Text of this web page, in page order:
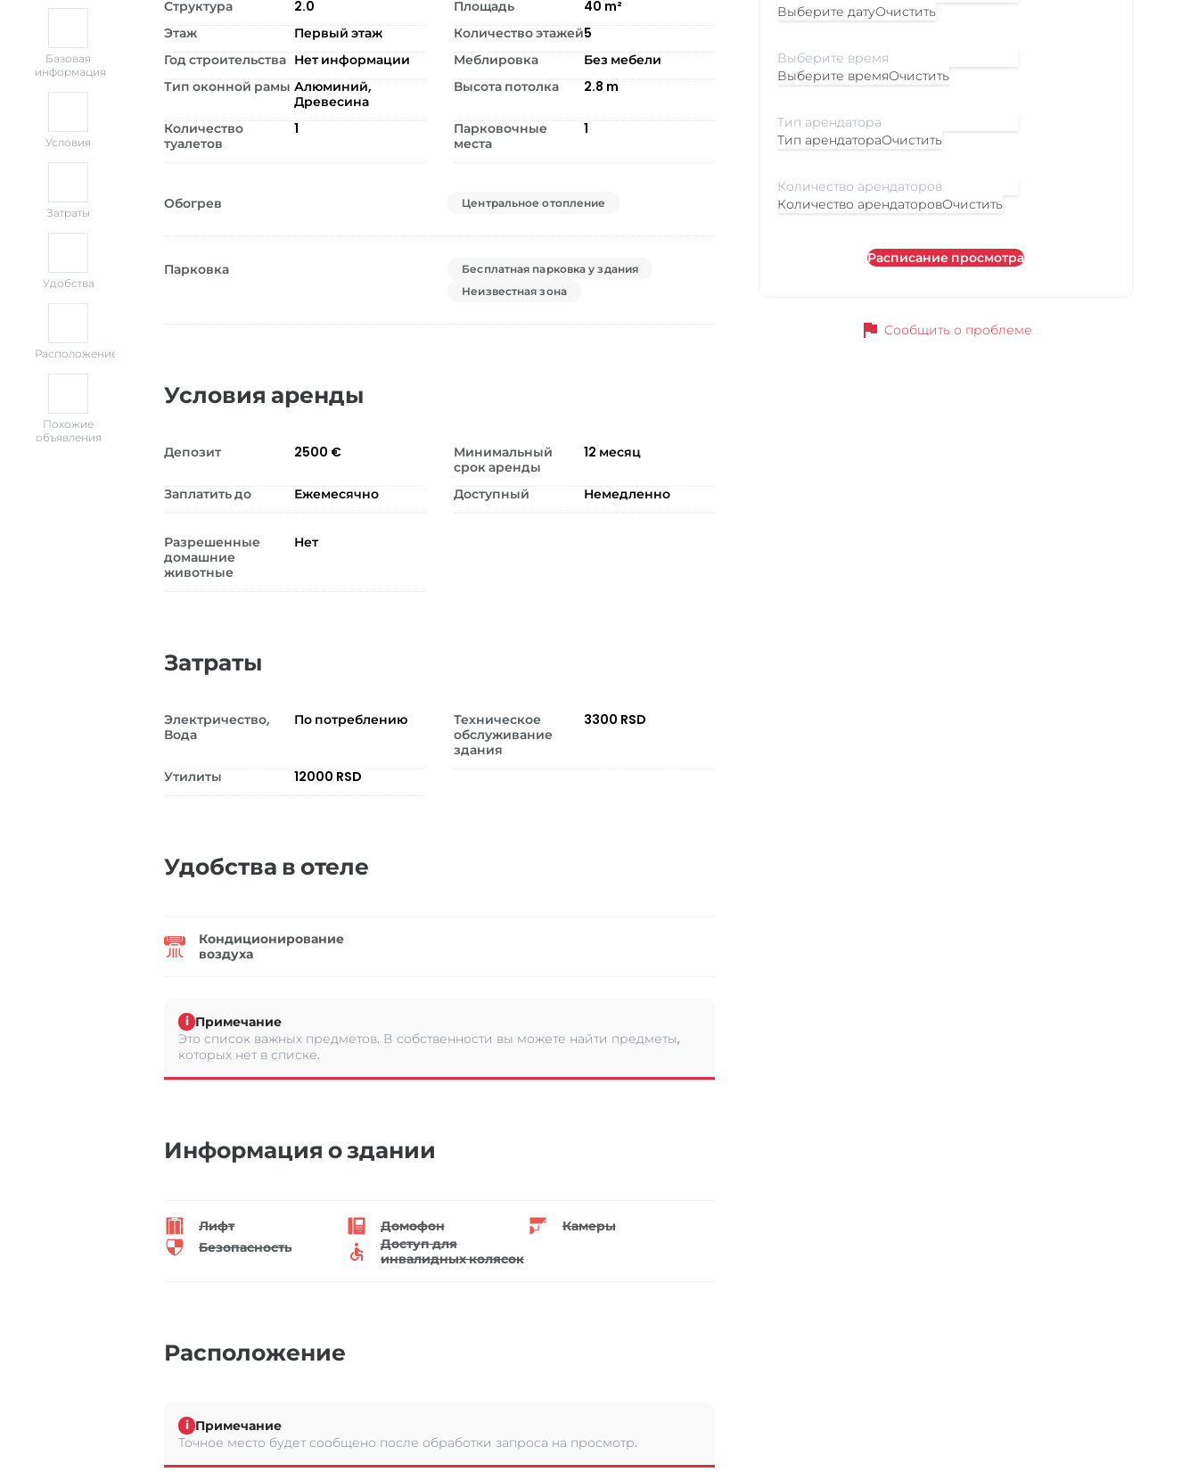
Базовая
информация
Условия
Затраты
Удобства
Расположение
Похожие
объявления
Структура 2.0 Площадь 40 m²
Этаж
Первый этаж Количество этажей5
Год строительства Нет информации Меблировка
Без мебели
Тип оконной рамы Алюминий,
Древесина
Высота потолка 2.8 m
Количество
туалетов
1
Парковочные
места
1
Обогрев Центральное отопление
Парковка
Бесплатная парковка у здания
Неизвестная зона
Условия аренды
Депозит 2500 €
Минимальный
срок аренды
12 месяц
Заплатить до Ежемесячно Доступный Немедленно
Разрешенные
домашние
животные
Нет
Затраты
Электричество,
Вода
По потреблению
Техническое
обслуживание
здания
3300 RSD
Утилиты 12000 RSD
Удобства в отеле
Кондиционирование
воздуха
i Примечание
Это список важных предметов. В собственности вы можете найти предметы,
которых нет в списке.
Информация о здании
Лифт Домофон
Камеры
Безопасность
Доступ для
инвалидных колясок
Расположение
i Примечание
Точное место будет сообщено после обработки запроса на просмотр.
Выберите датуОчистить
Выберите времяОчистить
Тип арендатораОчистить
Количество арендаторовОчистить
Расписание просмотра
flag Сообщить о проблеме